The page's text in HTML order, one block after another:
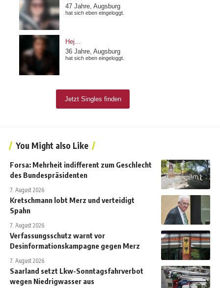
You Might also Like
Forsa: Mehrheit indifferent zum Geschlecht
des Bundespräsidenten
7. August 2026
Kretschmann lobt Merz und verteidigt
Spahn
7. August 2026
Verfassungsschutz warnt vor
Desinformationskampagne gegen Merz
7. August 2026
Saarland setzt Lkw-Sonntagsfahrverbot
wegen Niedrigwasser aus